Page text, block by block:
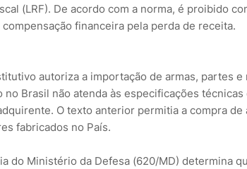
(LRF). De acordo com a norma, é proibido
financeira pela perda de receita.
autoriza a importação de armas, partes e
Brasil não atenda às especificações técnicas
O texto anterior permitia a compra
fabricados no País.
do Ministério da Defesa (620/MD) determina